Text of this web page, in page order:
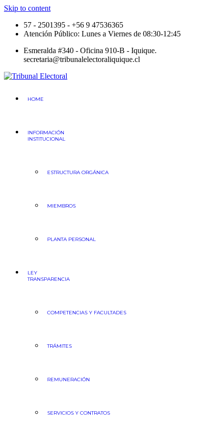
Skip to content
57 - 2501395 - +56 9 47536365
Atención Público: Lunes a Viernes de 08:30-12:45
Esmeralda #340 - Oficina 910-B - Iquique.
secretaria@tribunalelectoraliquique.cl
HOME
INFORMACIÓN
INSTITUCIONAL
ESTRUCTURA ORGÁNICA
MIEMBROS
PLANTA PERSONAL
LEY
TRANSPARENCIA
COMPETENCIAS Y FACULTADES
TRÁMITES
REMUNERACIÓN
SERVICIOS Y CONTRATOS